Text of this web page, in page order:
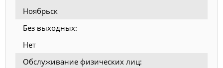
Ноябрьск
Без выходных:
Нет
Обслуживание физических лиц: